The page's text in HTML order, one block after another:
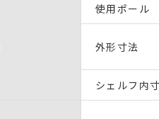
使用ポール
外形寸法
シェルフ内寸